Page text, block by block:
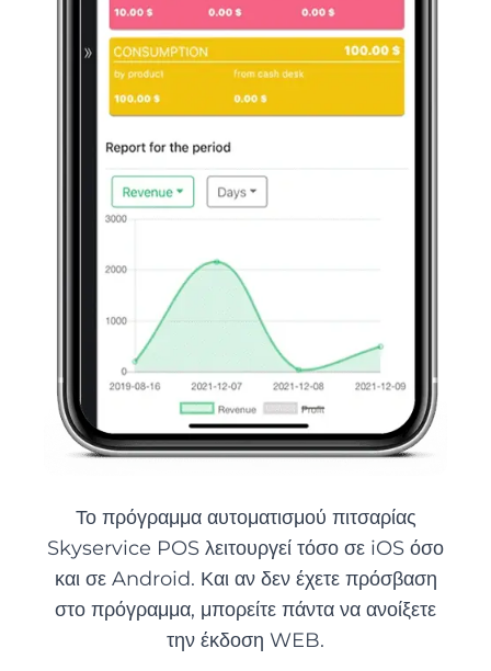
Το πρόγραμμα αυτοματισμού πιτσαρίας
Skyservice POS λειτουργεί τόσο σε iOS όσο
και σε Android. Και αν δεν έχετε πρόσβαση
στο πρόγραμμα, μπορείτε πάντα να ανοίξετε
την έκδοση WEB.